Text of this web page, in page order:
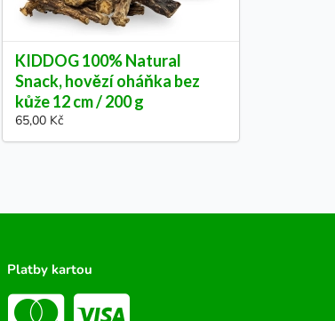
KIDDOG 100% Natural
Snack, hovězí oháňka bez
kůže 12 cm / 200 g
65,00 Kč
Platby kartou